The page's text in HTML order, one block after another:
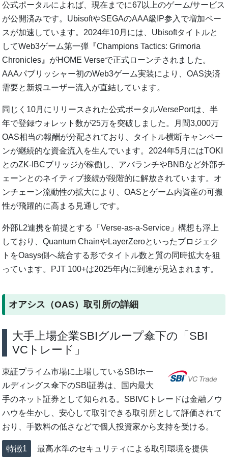
公式ポータルによれば、現在までに67以上のゲーム/サービス
が公開済みです。UbisoftやSEGAのAAA級IP参入で増加ペー
スが加速しています。2024年10月には、Ubisoftタイトルと
してWeb3ゲーム第一弾『Champions Tactics: Grimoria
Chronicles』がHOME Verseで正式ローンチされました。
AAAパブリッシャー初のWeb3ゲーム実装により、OAS決済
需要と新規ユーザー流入が直結しています。
同じく10月にリリースされた公式ポータルVersePortは、半
年で登録ウォレット数が25万を突破しました。月間3,000万
OAS相当の報酬が分配されており、タイトル横断キャンペー
ンが継続的な資金流入を生んでいます。2024年5月にはTOKI
とのZK-IBCブリッジが稼働し、アバランチやBNBなど外部チ
ェーンとのネイティブ接続が段階的に解放されています。オ
ンチェーン流動性の拡大により、OASとゲーム内資産の可搬
性が飛躍的に高まる見通しです。
外部L2連携を前提とする「Verse-as-a-Service」構想も浮上
しており、Quantum ChainやLayerZeroといったプロジェク
トをOasys側へ統合する形でタイトル数と質の同時拡大を狙
っています。PJT 100+は2025年内に到達が見込まれます。
オアシス（OAS）取引所の詳細
大手上場企業SBIグループ傘下の「SBI
VCトレード」
東証プライム市場に上場しているSBIホー
ルディングス傘下のSBI証券は、国内最大
手のネット証券として知られる。SBIVCトレードは金融ノウ
ハウを生かし、安心して取引できる取引所として評価されて
おり、手数料の低さなどで個人投資家から支持を受ける。
最高水準のセキュリティによる取引環境を提供